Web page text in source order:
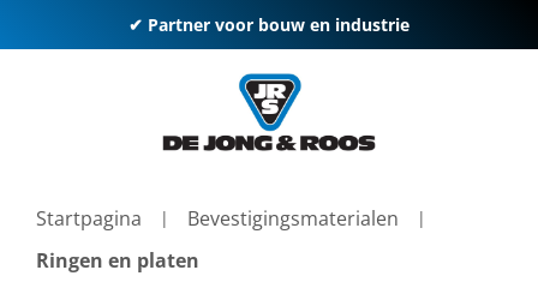
✔ Partner voor bouw en industrie
Startpagina
Bevestigingsmaterialen
Ringen en platen